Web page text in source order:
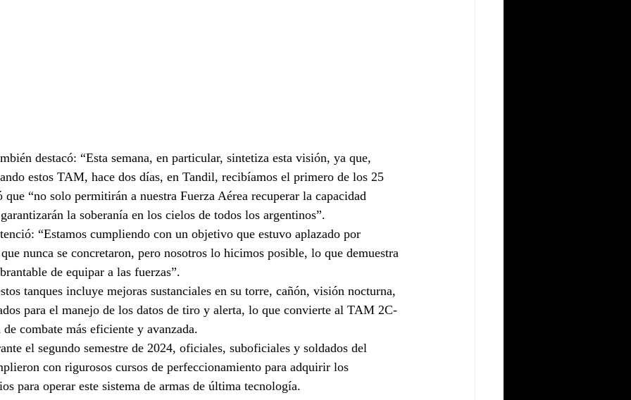
destacó: “Esta semana, en particular, sintetiza esta visión, ya que,
estos TAM, hace dos días, en Tandil, recibíamos el primero de los 25
que “no solo permitirán a nuestra Fuerza Aérea recuperar la capacidad
la soberanía en los cielos de todos los argentinos”.
“Estamos cumpliendo con un objetivo que estuvo aplazado por
nunca se concretaron, pero nosotros lo hicimos posible, lo que demuestra
de equipar a las fuerzas”.
tanques incluye mejoras sustanciales en su torre, cañón, visión nocturna,
para el manejo de los datos de tiro y alerta, lo que convierte al TAM 2C-
combate más eficiente y avanzada.
el segundo semestre de 2024, oficiales, suboficiales y soldados del
con rigurosos cursos de perfeccionamiento para adquirir los
para operar este sistema de armas de última tecnología.